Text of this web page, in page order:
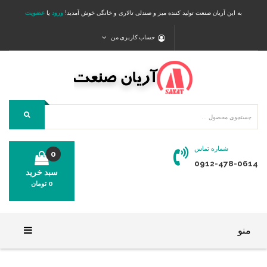
به این آریان صنعت تولید کننده میز و صندلی تالاری و خانگی خوش آمدید! ورود یا عضویت
حساب کاربری من
شماره تماس
0912-478-0614
سبد خرید
0
0 تومان
منو